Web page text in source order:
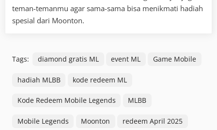
teman-temanmu agar sama-sama bisa menikmati hadiah
spesial dari Moonton.
Tags: diamond gratis ML event ML Game Mobile
hadiah MLBB kode redeem ML
Kode Redeem Mobile Legends MLBB
Mobile Legends Moonton redeem April 2025